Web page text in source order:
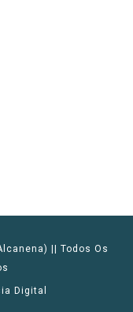
|| Todos Os
Digital